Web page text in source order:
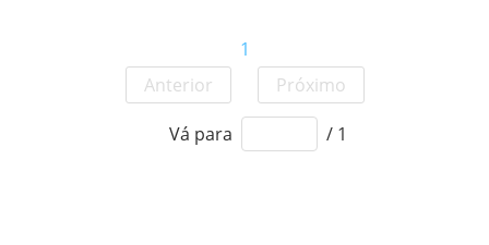
Anterior
1
Próximo
Vá para / 1